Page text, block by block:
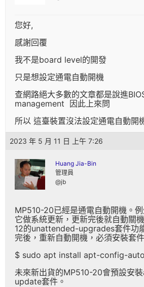
您好,
感謝回覆
我不是board level的開發
只是想設定通電自動開機
查網路絕大多數的文章都是說進
management 因此上來問
所以 這臺裝置沒法設定通電自動開
2023 年 5 月 11 日 上午 7:26
Huang Jia-Bin
管理員
@jb
MP510-20已經是通電自動開機。
它做系統更新，更新完後就自動關
12的unattended-upgrades套件功
完後，重新自動開機，必須安裝套件
$ sudo apt install apt-config-
未來新出貨的MP510-20會預設安
update套件。